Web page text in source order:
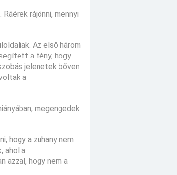
rájönni, mennyi
Az első három
a tény, hogy
jelenetek bőven
a
megengedek
hogy a zuhany nem
ahol a
azzal, hogy nem a